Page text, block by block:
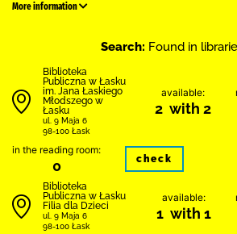
More information
Search: Found in
Biblioteka
Publiczna w Łasku
im. Jana Łaskiego
Młodszego w
Łasku
ul. 9 Maja 6
98-100 Łask
available:
2 with 2
in the reading room:
0 check
Biblioteka
Publiczna w Łasku
Filia dla Dzieci
ul. 9 Maja 6
98-100 Łask
available:
1 with 1